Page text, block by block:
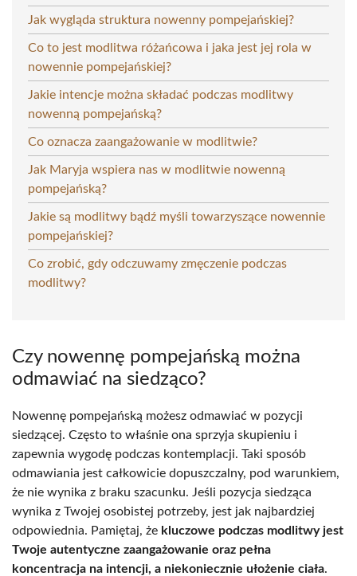
Jak wygląda struktura nowenny pompejańskiej?
Co to jest modlitwa różańcowa i jaka jest jej rola w
nowennie pompejańskiej?
Jakie intencje można składać podczas modlitwy
nowenną pompejańską?
Co oznacza zaangażowanie w modlitwie?
Jak Maryja wspiera nas w modlitwie nowenną
pompejańską?
Jakie są modlitwy bądź myśli towarzyszące nowennie
pompejańskiej?
Co zrobić, gdy odczuwamy zmęczenie podczas
modlitwy?
Czy nowennę pompejańską można
odmawiać na siedząco?
Nowennę pompejańską możesz odmawiać w pozycji
siedzącej. Często to właśnie ona sprzyja skupieniu i
zapewnia wygodę podczas kontemplacji. Taki sposób
odmawiania jest całkowicie dopuszczalny, pod warunkiem,
że nie wynika z braku szacunku. Jeśli pozycja siedząca
wynika z Twojej osobistej potrzeby, jest jak najbardziej
odpowiednia. Pamiętaj, że kluczowe podczas modlitwy jest
Twoje autentyczne zaangażowanie oraz pełna
koncentracja na intencji, a niekoniecznie ułożenie ciała.